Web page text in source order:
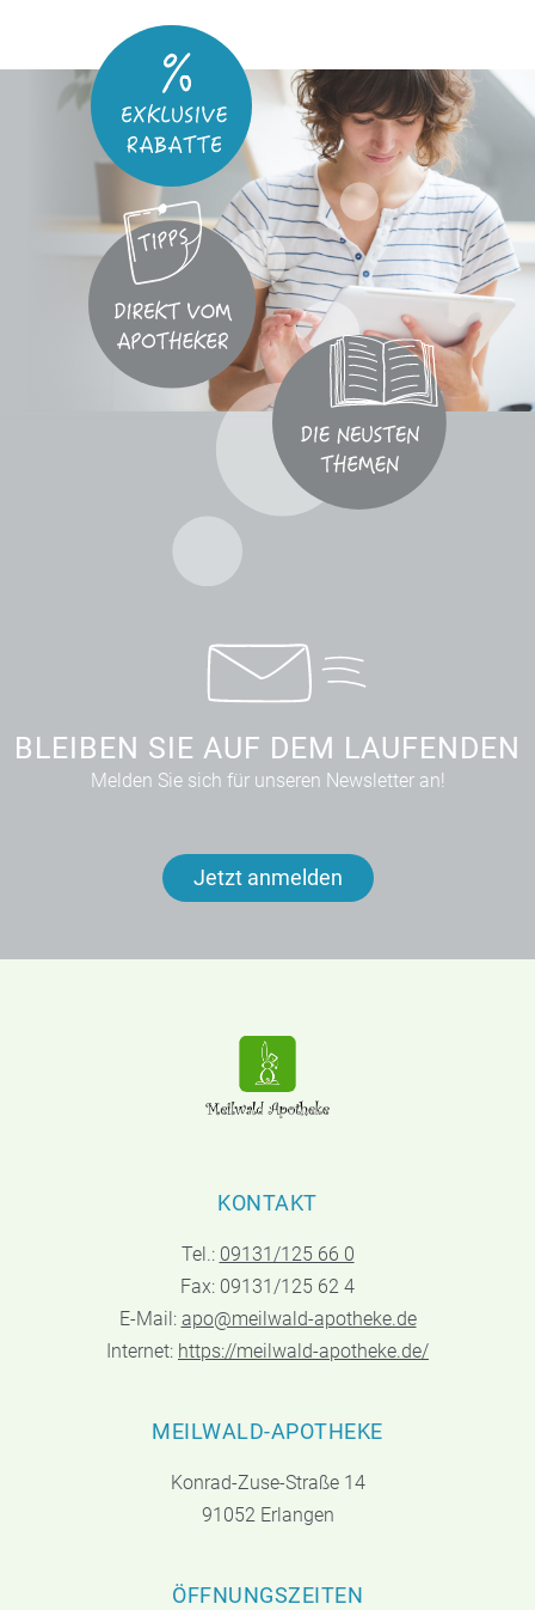
BLEIBEN SIE AUF DEM LAUFENDEN
Melden Sie sich für unseren Newsletter an!
Jetzt anmelden
KONTAKT
Tel.: 09131/125 66 0
Fax: 09131/125 62 4
E-Mail: apo@meilwald-apotheke.de
Internet: https://meilwald-apotheke.de/
MEILWALD-APOTHEKE
Konrad-Zuse-Straße 14
91052 Erlangen
ÖFFNUNGSZEITEN